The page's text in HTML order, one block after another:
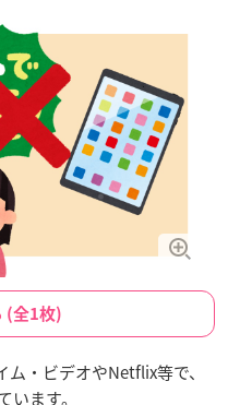
(全1枚)
・ビデオやNetflix等で、
ます。